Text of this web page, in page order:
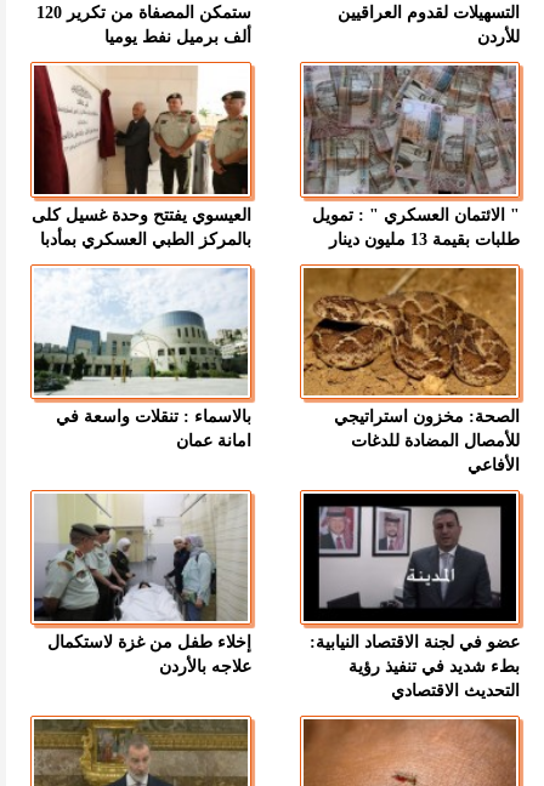
التسهيلات لقدوم العراقيين
للأردن
ستمكن المصفاة من تكرير 120
ألف برميل نفط يوميا
" الائتمان العسكري " : تمويل
طلبات بقيمة 13 مليون دينار
العيسوي يفتتح وحدة غسيل كلى
بالمركز الطبي العسكري بمأدبا
الصحة: مخزون استراتيجي
للأمصال المضادة للدغات
الأفاعي
بالاسماء : تنقلات واسعة في
امانة عمان
عضو في لجنة الاقتصاد النيابية:
بطء شديد في تنفيذ رؤية
التحديث الاقتصادي
إخلاء طفل من غزة لاستكمال
علاجه بالأردن